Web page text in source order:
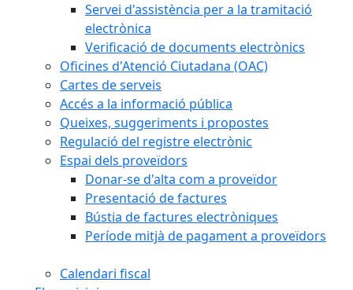
Servei d'assistència per a la tramitació
electrònica
Verificació de documents electrònics
Oficines d'Atenció Ciutadana (OAC)
Cartes de serveis
Accés a la informació pública
Queixes, suggeriments i propostes
Regulació del registre electrònic
Espai dels proveïdors
Donar-se d'alta com a proveïdor
Presentació de factures
Bústia de factures electròniques
Període mitjà de pagament a proveïdors
Calendari fiscal